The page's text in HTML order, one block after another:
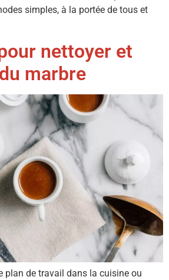
simples, à la portée de tous et
nettoyer et
marbre
plan de travail dans la cuisine ou